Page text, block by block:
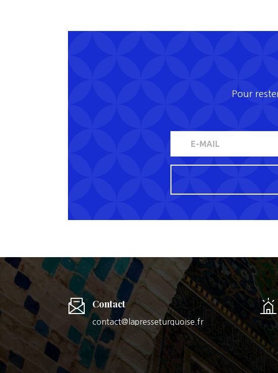
Pour
Contact
contact@lapresseturquoise.fr